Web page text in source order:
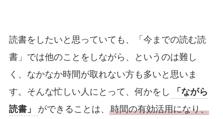
読書をしたいと思っていても、「今までの読む読
書」では他のことをしながら、というのは難し
く、なかなか時間が取れない方も多いと思いま
す。そんな忙しい人にとって、何かをし
「ながら
読書」
ができることは、 時間の有効活用になり、